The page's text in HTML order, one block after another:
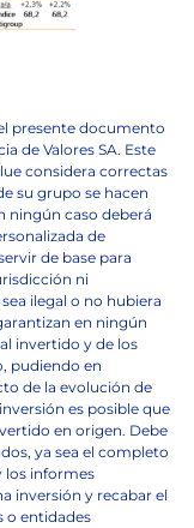
presente documento
de Valores SA. Este
considera correctas
su grupo se hacen
ningún caso deberá
de
de base para
ni
ilegal o no hubiera
en ningún
invertido y de los
pudiendo en
de la evolución de
es posible que
en origen. Debe
ya sea el completo
los informes
inversión y recabar el
o entidades